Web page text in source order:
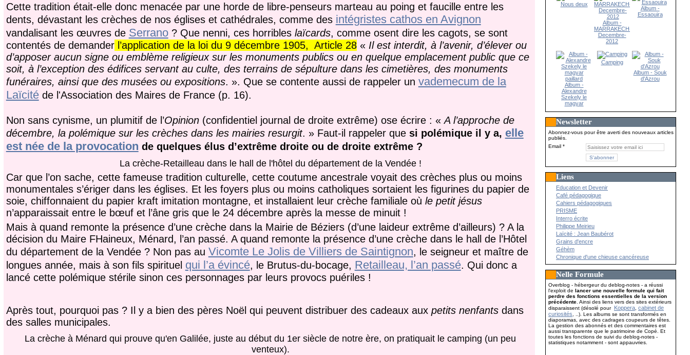
Cette tradition était-elle donc menacée par une horde de libre-penseurs marteau au poing et faucille entre les
dents, dévastant les crèches de nos églises et cathédrales, comme des intégristes cathos en Avignon
vandalisant les œuvres de Serrano? Que nenni, ces horribles laïcards, comme osent dire les cagots, se sont
contentés de demanderl’application de la loi du 9 décembre 1905, Article 28« Il est interdit, à l’avenir, d’élever ou
d’apposer aucun signe ou emblème religieux sur les monuments publics ou en quelque emplacement public que ce
soit, à l’exception des édifices servant au culte, des terrains de sépulture dans les cimetières, des monuments
funéraires, ainsi que des musées ou expositions. ». Que se contente aussi de rappeler un vademecum de la
Laïcitéde l'Association des Maires de France (p. 16).
Non sans cynisme, un plumitif de l’Opinion(confidentiel journal de droite extrême) ose écrire : «A l’approche de
décembre, la polémique sur les crèches dans les mairies resurgit. » Faut-il rappeler que si polémique il y a, elle
est née de la provocation de quelques élus d’extrême droite ou de droite extrême ?
La crèche-Retailleau dans le hall de l'hôtel du département de la Vendée !
Car que l’on sache, cette fameuse tradition culturelle, cette coutume ancestrale voyait des crèches plus ou moins
monumentales s’ériger dans les églises. Et les foyers plus ou moins catholiques sortaient les figurines du papier de
soie, chiffonnaient du papier kraft imitation montagne, et installaient leur crèche familiale où le petit jésus
n’apparaissait entre le bœuf et l’âne gris que le 24 décembre après la messe de minuit !
Mais à quand remonte la présence d’une crèche dans la Mairie de Béziers (d’une laideur extrême d’ailleurs) ? A la
décision du Maire FHaineux, Ménard, l’an passé. A quand remonte la présence d’une crèche dans le hall de l’Hôtel
du département de la Vendée ? Non pas au Vicomte Le Jolis de Villiers de Saintignon, le seigneur et maître de
longues année, mais à son fils spirituel qui l’a évincé, le Brutus-du-bocage, Retailleau, l’an passé. Qui donc a
lancé cette polémique stérile sinon ces personnages par leurs provocs puériles !
Après tout, pourquoi pas ? Il y a bien des pères Noël qui peuvent distribuer des cadeaux aux petits nenfantsdans
des salles municipales.
La crèche à Ménard qui prouve qu'en Galilée, juste au début du 1er siècle de notre ère, on pratiquait le camping (un peu
venteux).
Nous deux
Album -
MARRAKECH-
Decembre-
2012
Album -
Essaouira
Album -
Alexandre
Szekely le
magyar
Camping
Album - Souk
d'Azrou
Newsletter
Abonnez-vous pour être averti des nouveaux articles
publiés.
Email
Liens
Education et Devenir
Café pédagogique
Cahiers pédagogiques
PRISME
Interro écrite
Philippe Meirieu
Laïcité : Jean Baubérot
Grains d'encre
Géhèm
Chronique d'une chieuse cancéreuse
Nelle Formule
Overblog - hébergeur du deblog-notes - a réussi
l'exploit delancer une nouvelle formule qui fait
perdre des fonctions essentielles de la version
précédente . Ainsi des liens vers des sites extérieurs
disparaissent (désolé pour Koppera ,cabinet de
curiosités , ..). Les albums se sont transformés en
diaporamas, avec des cadrages coupeurs de têtes.
La gestion des abonnés et des commentaires est
aussi transparente que le patrimoine de Copé. Et
toutes les fonctions de suivi du deblog-notes -
statistiques notamment - sont appauvries.